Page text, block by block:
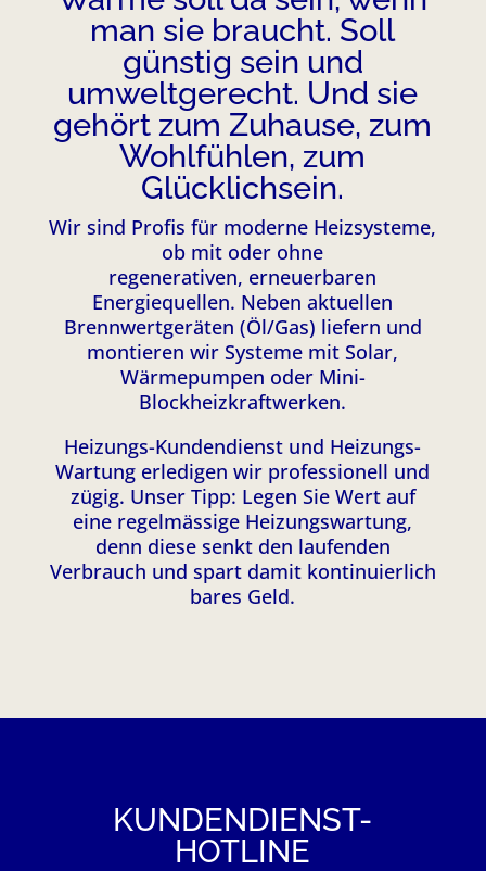
man sie braucht. Soll
günstig sein und
umweltgerecht. Und sie
gehört zum Zuhause, zum
Wohlfühlen, zum
Glücklichsein.
Wir sind Profis für moderne Heizsysteme,
ob mit oder ohne
regenerativen, erneuerbaren
Energiequellen. Neben aktuellen
Brennwertgeräten (Öl/Gas) liefern und
montieren wir Systeme mit Solar,
Wärmepumpen oder Mini-
Blockheizkraftwerken.
Heizungs-Kundendienst und Heizungs-
Wartung erledigen wir professionell und
zügig. Unser Tipp: Legen Sie Wert auf
eine regelmässige Heizungswartung,
denn diese senkt den laufenden
Verbrauch und spart damit kontinuierlich
bares Geld.
KUNDENDIENST-
HOTLINE